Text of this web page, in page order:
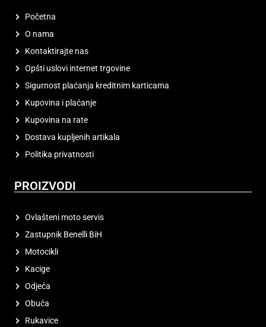
Početna
O nama
Kontaktirajte nas
Opšti uslovi internet trgovine
Sigurnost plaćanja kreditnim karticama
Kupovina i plaćanje
Kupovina na rate
Dostava kupljenih artikala
Politika privatnosti
PROIZVODI
Ovlašteni moto servis
Zastupnik Benelli BiH
Motocikli
Kacige
Odjeća
Obuća
Rukavice